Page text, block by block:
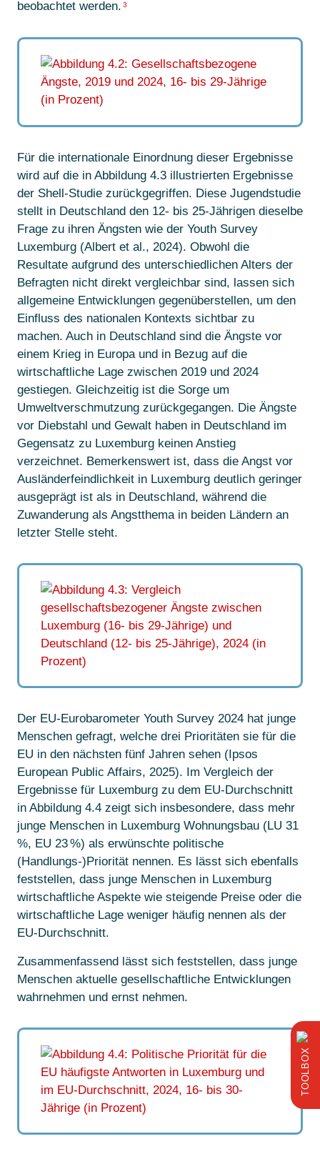
beobachtet werden. 3
Für die internationale Einordnung dieser Ergebnisse
wird auf die in Abbildung 4.3 illustrierten Ergebnisse
der Shell-Studie zurückgegriffen. Diese Jugendstudie
stellt in Deutschland den 12- bis 25-Jährigen dieselbe
Frage zu ihren Ängsten wie der Youth Survey
Luxemburg (Albert et al., 2024). Obwohl die
Resultate aufgrund des unterschiedlichen Alters der
Befragten nicht direkt vergleichbar sind, lassen sich
allgemeine Entwicklungen gegenüberstellen, um den
Einfluss des nationalen Kontexts sichtbar zu
machen. Auch in Deutschland sind die Ängste vor
einem Krieg in Europa und in Bezug auf die
wirtschaftliche Lage zwischen 2019 und 2024
gestiegen. Gleichzeitig ist die Sorge um
Umweltverschmutzung zurückgegangen. Die Ängste
vor Diebstahl und Gewalt haben in Deutschland im
Gegensatz zu Luxemburg keinen Anstieg
verzeichnet. Bemerkenswert ist, dass die Angst vor
Ausländerfeindlichkeit in Luxemburg deutlich geringer
ausgeprägt ist als in Deutschland, während die
Zuwanderung als Angstthema in beiden Ländern an
letzter Stelle steht.
Der EU-Eurobarometer Youth Survey 2024 hat junge
Menschen gefragt, welche drei Prioritäten sie für die
EU in den nächsten fünf Jahren sehen (Ipsos
European Public Affairs, 2025). Im Vergleich der
Ergebnisse für Luxemburg zu dem EU-Durchschnitt
in Abbildung 4.4 zeigt sich insbesondere, dass mehr
junge Menschen in Luxemburg Wohnungsbau (LU 31
%, EU 23 %) als erwünschte politische
(Handlungs-)Priorität nennen. Es lässt sich ebenfalls
feststellen, dass junge Menschen in Luxemburg
wirtschaftliche Aspekte wie steigende Preise oder die
wirtschaftliche Lage weniger häufig nennen als der
EU-Durchschnitt.
Zusammenfassend lässt sich feststellen, dass junge
Menschen aktuelle gesellschaftliche Entwicklungen
wahrnehmen und ernst nehmen.
TOOL
BOX